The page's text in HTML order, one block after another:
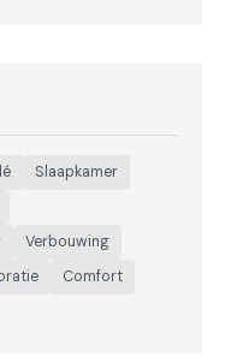
Slaapkamer
Verbouwing
Comfort